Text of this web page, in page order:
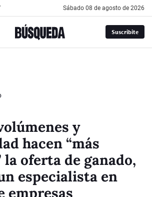
sábado 08 de agosto de 2026
Suscribite
y
hacen “más
oferta de ganado,
especialista en
empresas